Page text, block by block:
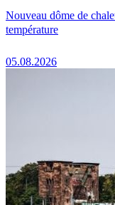
Nouveau dôme de
température
05.08.2026